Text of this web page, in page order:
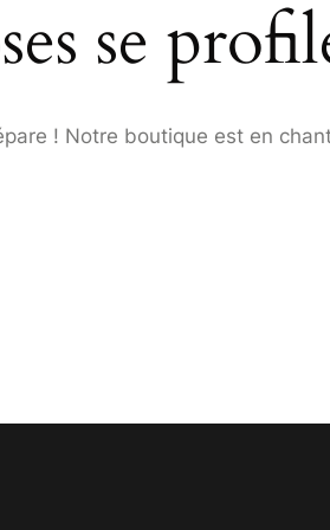
se
! Notre boutique est en